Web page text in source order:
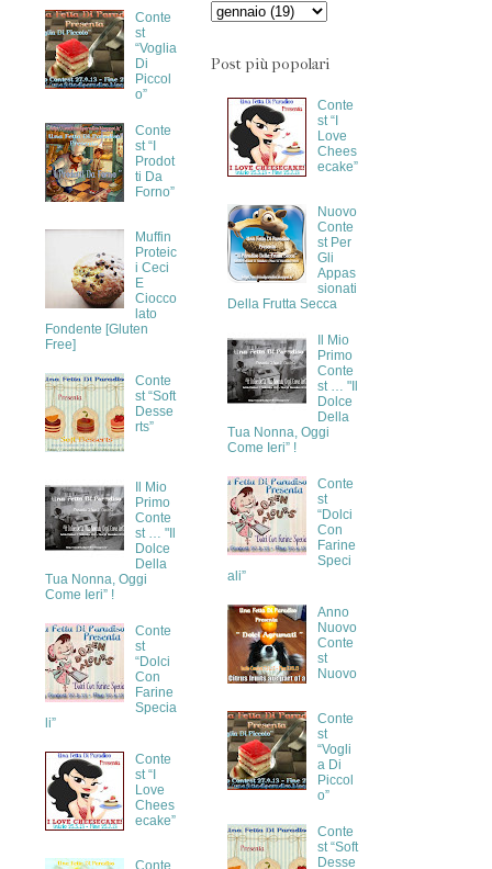
Conte
st
“Voglia
Di
Piccol
o”
Conte
st “I
Prodot
ti Da
Forno”
Muffin
Proteic
i Ceci
E
Ciocco
lato
Fondente [Gluten
Free]
Conte
st “Soft
Desse
rts”
Il Mio
Primo
Conte
st … "Il
Dolce
Della
Tua Nonna, Oggi
Come Ieri” !
Conte
st
“Dolci
Con
Farine
Specia
li”
Conte
st “I
Love
Chees
ecake”
Conte
Post più popolari
Conte
st “I
Love
Chees
ecake”
Nuovo
Conte
st Per
Gli
Appas
sionati
Della Frutta Secca
Il Mio
Primo
Conte
st … "Il
Dolce
Della
Tua Nonna, Oggi
Come Ieri” !
Conte
st
“Dolci
Con
Farine
Speci
ali”
Anno
Nuovo
Conte
st
Nuovo
Conte
st
“Vogli
a Di
Piccol
o”
Conte
st “Soft
Desse